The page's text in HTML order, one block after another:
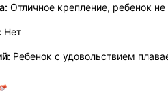
Отличное крепление, ребенок
Нет
Ребенок с удовольствием